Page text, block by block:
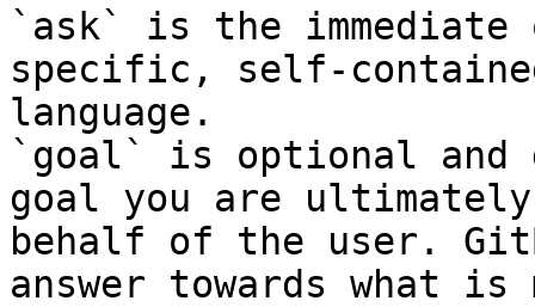
`ask` is the
specific, self-
language.
`goal` is optional and
goal you are
behalf of the user.
answer towards what